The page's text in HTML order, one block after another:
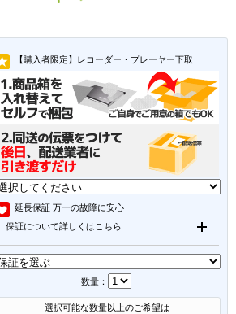
【購入者限定】レコーダー・プレーヤー下取
延長保証 万一の故障に安心
保証について詳しくはこちら
数量：
選択可能な数量以上のご希望は